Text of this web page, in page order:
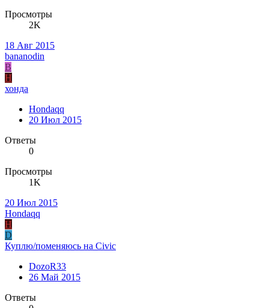
Просмотры
2K
18 Авг 2015
bananodin
B
H
хонда
Hondaqq
20 Июл 2015
Ответы
0
Просмотры
1K
20 Июл 2015
Hondaqq
H
D
Куплю/поменяюсь на Civic
DozoR33
26 Май 2015
Ответы